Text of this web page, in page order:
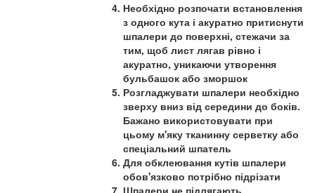
Необхідно розпочати встановлення
з одного кута і акуратно притиснути
шпалери до поверхні, стежачи за
тим, щоб лист лягав рівно і
акуратно, уникаючи утворення
бульбашок або зморшок
Розгладжувати шпалери необхідно
зверху вниз від середини до боків.
Бажано використовувати при
цьому м'яку тканинну серветку або
спеціальний шпатель
Для обклеювання кутів шпалери
обов'язково потрібно підрізати